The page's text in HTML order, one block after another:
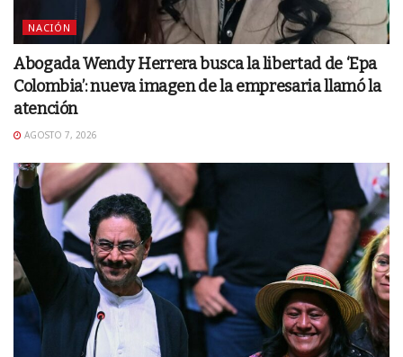
NACIÓN
Abogada Wendy Herrera busca la libertad de ‘Epa
Colombia’: nueva imagen de la empresaria llamó la
atención
AGOSTO 7, 2026